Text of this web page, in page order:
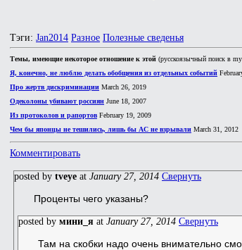
Тэги: Jan2014 Разное Полезные сведенья
Темы, имеющие некоторое отношение к этой (русскоязычный поиск в
Я, конечно, не люблю делать обобщения из отдельных событий
Про жертв дискриминации March 26, 2019
Одеколоны убивают россиян June 18, 2007
Из протоколов и рапортов February 19, 2009
Чем бы японцы не тешились, лишь бы АС не взрывали March 31, 2012
Комментировать
posted by tveye at January 27, 2014 Свернуть
Проценты чего указаны?
posted by мини_я at January 27, 2014 Свернуть
Там на скобки надо очень внимательно